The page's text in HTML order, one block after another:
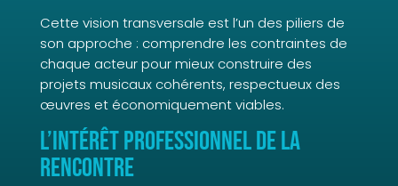
Cette vision transversale est l’un des piliers de
son approche : comprendre les contraintes de
chaque acteur pour mieux construire des
projets musicaux cohérents, respectueux des
œuvres et économiquement viables.
L’intérêt professionnel de la
rencontre